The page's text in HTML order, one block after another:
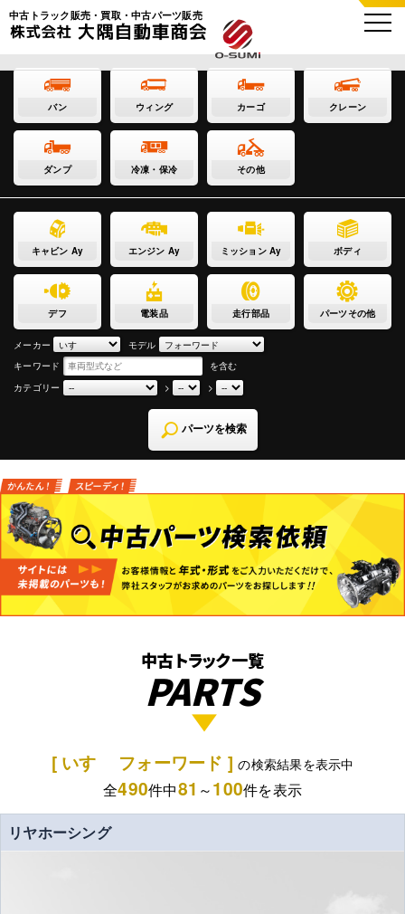
中古トラック販売・買取・中古パーツ販売
バン ウィング カーゴ クレーン
ダンプ 冷凍・保冷 その他
キャビン Ay エンジン Ay ミッション Ay ボディ
デフ 電装品 走行部品 パーツその他
メーカー
モデル
キーワード
を含む
カテゴリー
> >
パーツを検索
中古トラック一覧
PARTS
[ いすゞ フォーワード ]の検索結果を表示中
全490件中81 ～100件を表示
リヤホーシング